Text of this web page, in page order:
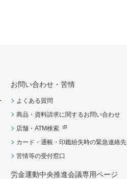
お問い合わせ・苦情
よくある質問
商品・資料請求に関するお問い合わせ
店舗・ATM検索
カード・通帳・印鑑紛失時の緊急連絡先
苦情等の受付窓口
労金運動中央推進会議専用ページ